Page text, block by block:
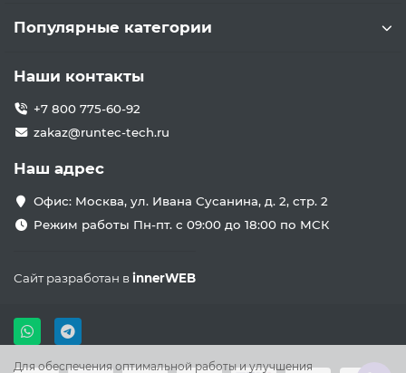
Для обеспечения оптимальной работы и улучшения
Популярные категории
Наши контакты
+7 800 775-60-92
zakaz@runtec-tech.ru
Наш адрес
Офис: Москва, ул. Ивана Сусанина, д. 2, стр. 2
Режим работы Пн-пт. с 09:00 до 18:00 по МСК
Сайт разработан вinnerWEB